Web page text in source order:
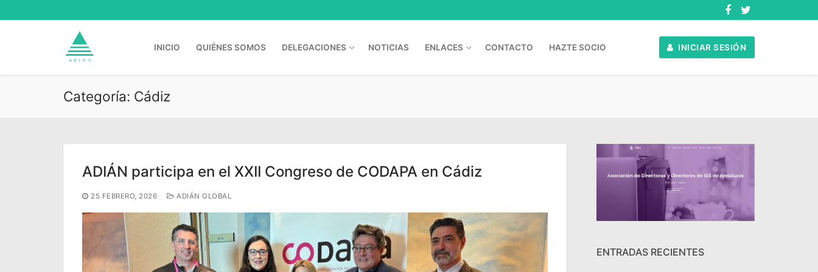
al
INICIO QUIÉNES SOMOS DELEGACIONES NOTICIAS ENLACES CONTACTO HAZTE SOCIO INICIAR SESIÓN
Inicio
Categoría: Cádiz
ADIÁN participa en el XXII Congreso de CODAPA en Cádiz
25 FEBRERO, 2026 ADIÁN GLOBAL
ENTRADAS RECIENTES